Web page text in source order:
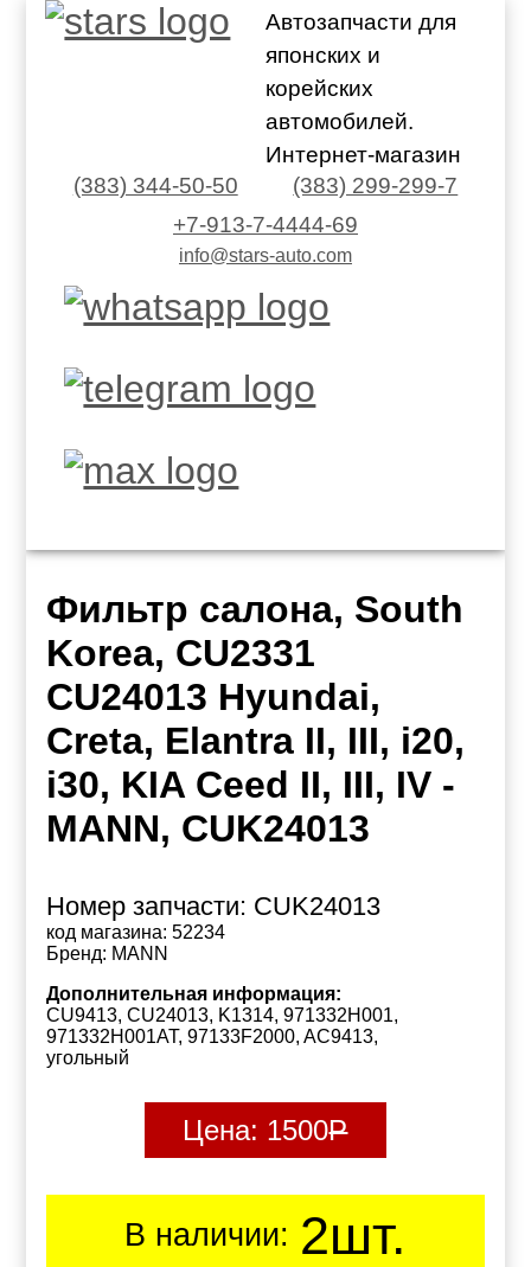
Автозапчасти для
японских и
корейских
автомобилей.
Интернет-магазин
(383) 344-50-50
(383) 299-299-7
+7-913-7-4444-69
info@stars-auto.com
Фильтр салона, South
Korea, CU2331
CU24013 Hyundai,
Creta, Elantra II, III, i20,
i30, KIA Ceed II, III, IV -
MANN, CUK24013
Номер запчасти: CUK24013
код магазина: 52234
Бренд: MANN
Дополнительная информация:
CU9413, CU24013, K1314, 971332H001,
971332H001AT, 97133F2000, AC9413,
угольный
Цена: 1500Р
В наличии: 2шт.